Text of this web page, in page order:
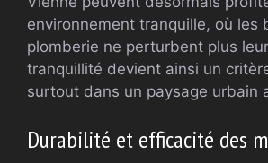
environnement tranquille, où les
plomberie ne perturbent plus
tranquillité devient ainsi un
surtout dans un paysage urbain
Durabilité et efficacité des